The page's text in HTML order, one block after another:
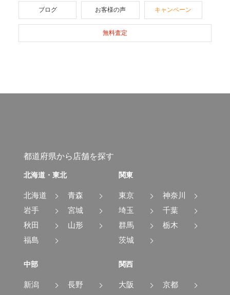
ブログ お客様の声 キャンペーン
無料査定
都道府県から店舗を探す
北海道・東北
北海道
青森
岩手
宮城
秋田
山形
福島
関東
東京
神奈川
埼玉
千葉
群馬
栃木
茨城
中部
新潟
長野
関西
大阪
京都